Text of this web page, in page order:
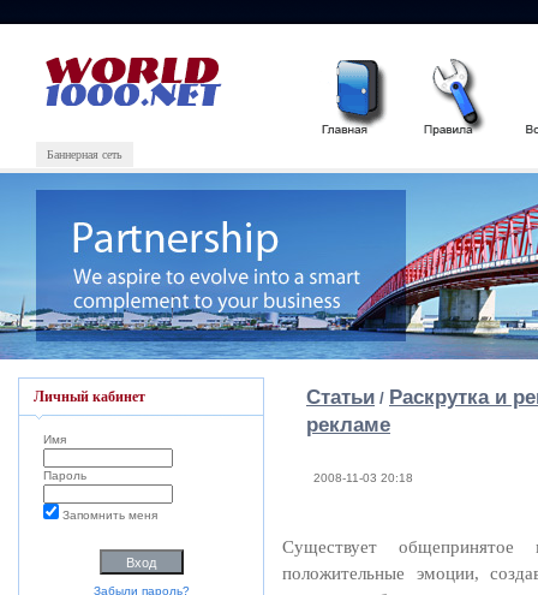
Баннерная сеть
Личный кабинет
Имя
Пароль
Запомнить меня
Забыли пароль?
Статьи / Раскрутка и
рекламе
2008-11-03 20:18
Существует
положительные эмоции,